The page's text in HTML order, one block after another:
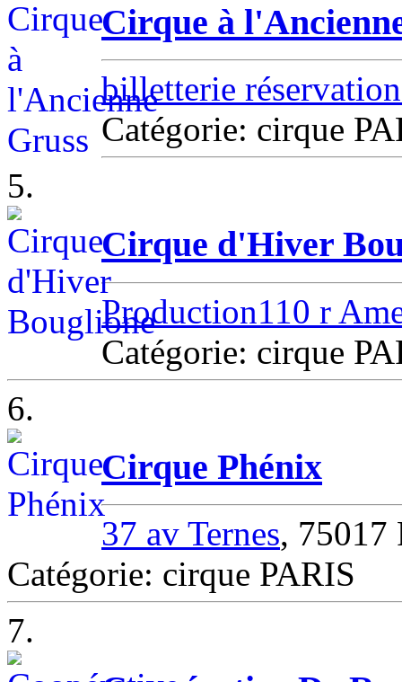
Cirque à
billetterie
Catégorie: cirque
5.
Cirque d'Hiver
Production110 r
Catégorie: cirque
6.
Cirque Phénix
37 av Ternes, 75017
Catégorie: cirque PARIS
7.